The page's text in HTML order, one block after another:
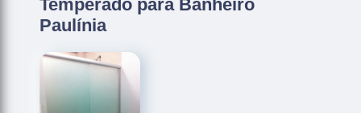
Temperado para Banheiro
Paulínia